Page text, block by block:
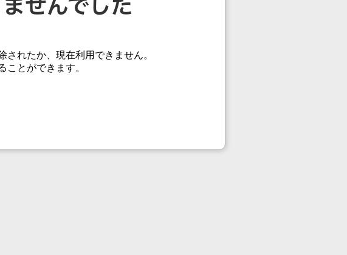
されたか、現在利用できません。
ことができます。